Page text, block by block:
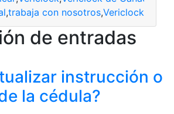
,trabaja con nosotros,Vericlock
de entradas
instrucción o
la cédula?